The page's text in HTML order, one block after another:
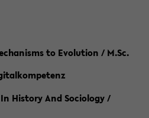
to Evolution / M.Sc.
History And Sociology /